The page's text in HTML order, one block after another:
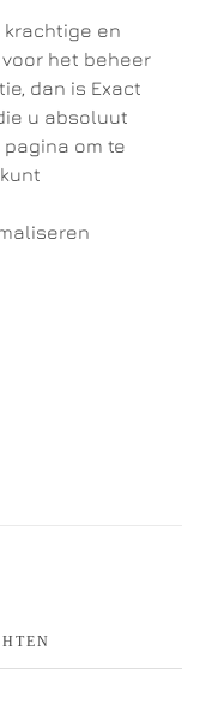
krachtige en
het beheer
dan is Exact
u absoluut
om te